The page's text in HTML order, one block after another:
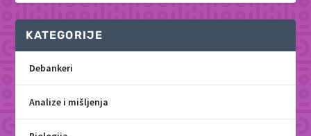
KATEGORIJE
Debankeri
Analize i mišljenja